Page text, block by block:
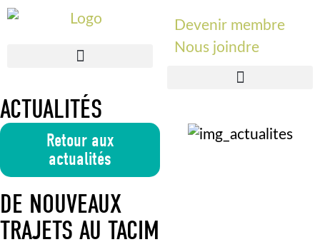
Devenir membre
Nous joindre
ACTUALITÉS
Retour aux
actualités
DE NOUVEAUX
TRAJETS AU TACIM